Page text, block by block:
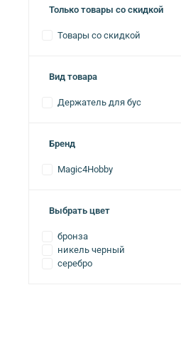
Только товары со скидкой
Товары со скидкой
Вид товара
Держатель для бус
Бренд
Magic4Hobby
Выбрать цвет
бронза
никель черный
серебро